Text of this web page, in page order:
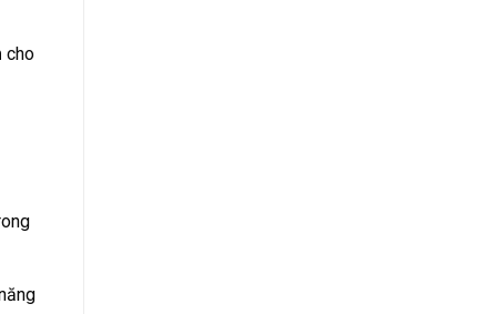
cho